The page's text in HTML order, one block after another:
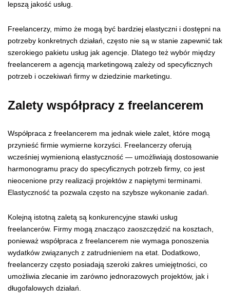
lepszą jakość usług.
Freelancerzy, mimo że mogą być bardziej elastyczni i dostępni na
potrzeby konkretnych działań, często nie są w stanie zapewnić tak
szerokiego pakietu usług jak agencje. Dlatego też wybór między
freelancerem a agencją marketingową zależy od specyficznych
potrzeb i oczekiwań firmy w dziedzinie marketingu.
Zalety współpracy z freelancerem
Współpraca z freelancerem ma jednak wiele zalet, które mogą
przynieść firmie wymierne korzyści. Freelancerzy oferują
wcześniej wymienioną elastyczność — umożliwiają dostosowanie
harmonogramu pracy do specyficznych potrzeb firmy, co jest
nieocenione przy realizacji projektów z napiętymi terminami.
Elastyczność ta pozwala często na szybsze wykonanie zadań.
Kolejną istotną zaletą są konkurencyjne stawki usług
freelancerów. Firmy mogą znacząco zaoszczędzić na kosztach,
ponieważ współpraca z freelancerem nie wymaga ponoszenia
wydatków związanych z zatrudnieniem na etat. Dodatkowo,
freelancerzy często posiadają szeroki zakres umiejętności, co
umożliwia zlecanie im zarówno jednorazowych projektów, jak i
długofalowych działań.